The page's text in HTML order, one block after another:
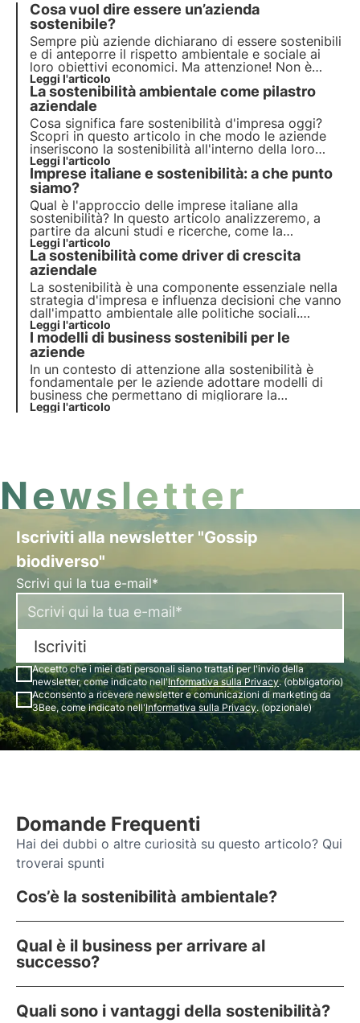
Cosa vuol dire essere un’azienda
sostenibile?
Sempre più aziende dichiarano di essere sostenibili
e di anteporre il rispetto ambientale e sociale ai
loro obiettivi economici. Ma attenzione! Non è
tutto oro quel che luccica. Serve molto più di
qualchesaltuaria azione “green”e di una
comunicazione efficace per definirsi un’azienda
sostenibile.
Leggi l'articolo
La sostenibilità ambientale come pilastro
aziendale
Cosa significa fare sostenibilità d'impresa oggi?
Scopri in questo articolo in che modo le aziende
inseriscono la sostenibilità all'interno della loro
strategia, dall'analisi di materialità al calcolo degli
impatti, e il loro ruolo nel raggiungimento degli
obiettivi dell'Agenda 2030.
Leggi l'articolo
Imprese italiane e sostenibilità: a che punto
siamo?
Qual è l'approccio delle imprese italiane alla
sostenibilità? In questo articolo analizzeremo, a
partire da alcuni studi e ricerche, come la
sostenibilità stia diventando una leva strategica
per il business, contribuendo a gestire i rischi e
ridurre i costi.
Leggi l'articolo
La sostenibilità come driver di crescita
aziendale
La sostenibilità è una componente essenziale nella
strategia d'impresa e influenza decisioni che vanno
dall'impatto ambientale alle politiche sociali.
Questo articolo esplora il ruolo della sostenibilità
nel panorama economico, con riferimento ai trend
emergenti tra consumatori e aziende italiane.
Leggi l'articolo
I modelli di business sostenibili per le
aziende
In un contesto di attenzione alla sostenibilità è
fondamentale per le aziende adottare modelli di
business che permettano di migliorare la
reputazione e la posizione competitiva sul
Leggi l'articolo
Newsletter
Iscriviti alla newsletter "Gossip
biodiverso"
Scrivi qui la tua e-mail*
Iscriviti
Accetto che i miei dati personali siano trattati per l'invio della
newsletter, come indicato nell'Informativa sulla Privacy. (obbligatorio)
Acconsento a ricevere newsletter e comunicazioni di marketing da
3Bee, come indicato nell'Informativa sulla Privacy. (opzionale)
Domande Frequenti
Hai dei dubbi o altre curiosità su questo articolo? Qui
troverai spunti
Cos’è la sostenibilità ambientale?
Qual è il business per arrivare al
successo?
Quali sono i vantaggi della sostenibilità?